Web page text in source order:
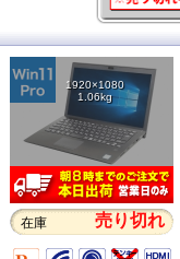
1920×1080
1.06kg
在庫 売り切れ